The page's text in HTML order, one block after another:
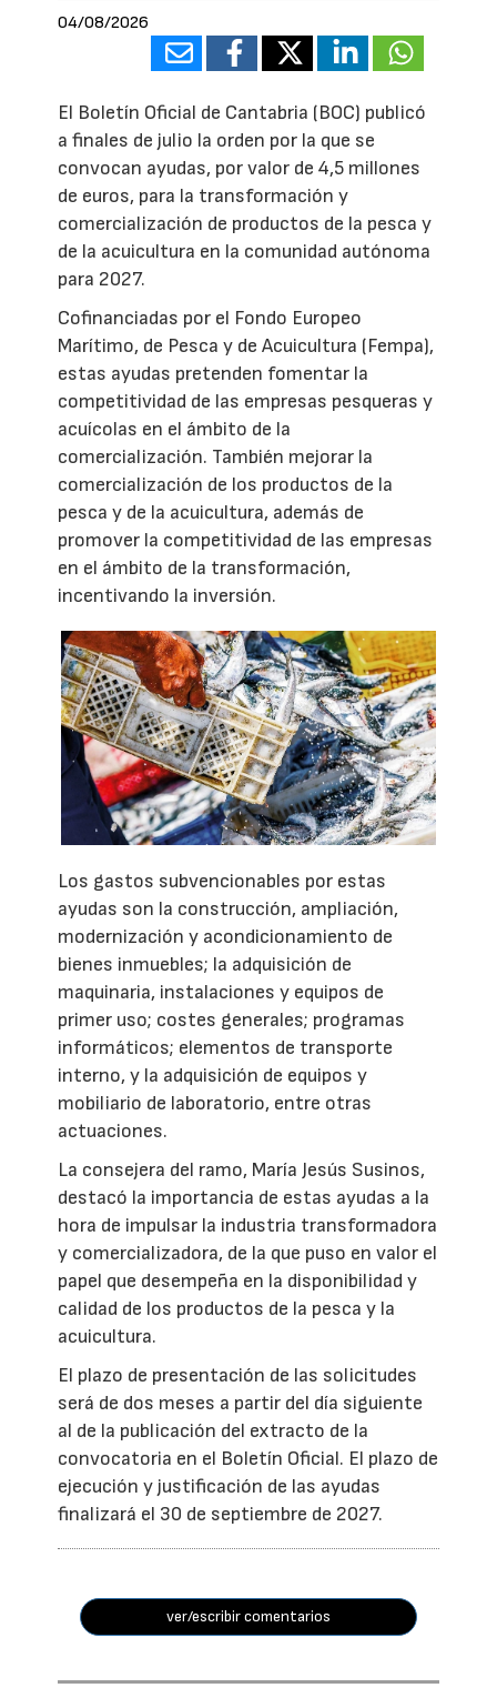
04/08/2026
El Boletín Oficial de Cantabria (BOC) publicó
a finales de julio la orden por la que se
convocan ayudas, por valor de 4,5 millones
de euros, para la transformación y
comercialización de productos de la pesca y
de la acuicultura en la comunidad autónoma
para 2027.
Cofinanciadas por el Fondo Europeo
Marítimo, de Pesca y de Acuicultura (Fempa),
estas ayudas pretenden fomentar la
competitividad de las empresas pesqueras y
acuícolas en el ámbito de la
comercialización. También mejorar la
comercialización de los productos de la
pesca y de la acuicultura, además de
promover la competitividad de las empresas
en el ámbito de la transformación,
incentivando la inversión.
Los gastos subvencionables por estas
ayudas son la construcción, ampliación,
modernización y acondicionamiento de
bienes inmuebles; la adquisición de
maquinaria, instalaciones y equipos de
primer uso; costes generales; programas
informáticos; elementos de transporte
interno, y la adquisición de equipos y
mobiliario de laboratorio, entre otras
actuaciones.
La consejera del ramo, María Jesús Susinos,
destacó la importancia de estas ayudas a la
hora de impulsar la industria transformadora
y comercializadora, de la que puso en valor el
papel que desempeña en la disponibilidad y
calidad de los productos de la pesca y la
acuicultura.
El plazo de presentación de las solicitudes
será de dos meses a partir del día siguiente
al de la publicación del extracto de la
convocatoria en el Boletín Oficial. El plazo de
ejecución y justificación de las ayudas
finalizará el 30 de septiembre de 2027.
ver/escribir comentarios